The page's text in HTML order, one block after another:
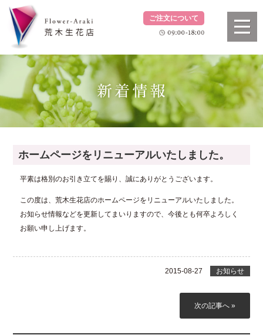
ご注文について
ホームページをリニューアルいたしました。
平素は格別のお引き立てを賜り、誠にありがとうございます。
この度は、荒木生花店のホームページをリニューアルいたしました。
お知らせ情報などを更新してまいりますので、今後とも何卒よろしく
お願い申し上げます。
2015-08-27 お知らせ
次の記事へ »